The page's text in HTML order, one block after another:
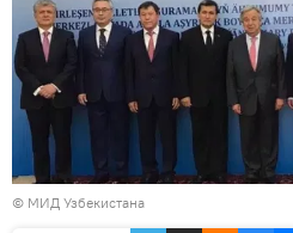
© МИД Узбекистана